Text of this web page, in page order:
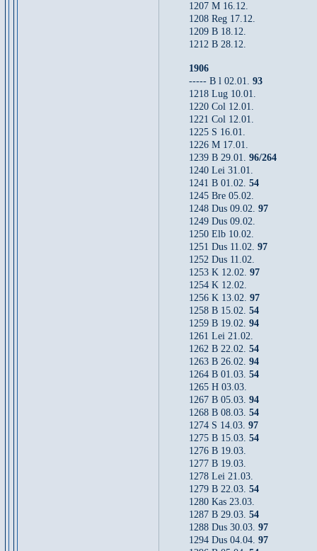
1207 M 16.12.
1208 Reg 17.12.
1209 B 18.12.
1212 B 28.12.
1906
----- B l 02.01. 93
1218 Lug 10.01.
1220 Col 12.01.
1221 Col 12.01.
1225 S 16.01.
1226 M 17.01.
1239 B 29.01. 96/264
1240 Lei 31.01.
1241 B 01.02. 54
1245 Bre 05.02.
1248 Dus 09.02. 97
1249 Dus 09.02.
1250 Elb 10.02.
1251 Dus 11.02. 97
1252 Dus 11.02.
1253 K 12.02. 97
1254 K 12.02.
1256 K 13.02. 97
1258 B 15.02. 54
1259 B 19.02. 94
1261 Lei 21.02.
1262 B 22.02. 54
1263 B 26.02. 94
1264 B 01.03. 54
1265 H 03.03.
1267 B 05.03. 94
1268 B 08.03. 54
1274 S 14.03. 97
1275 B 15.03. 54
1276 B 19.03.
1277 B 19.03.
1278 Lei 21.03.
1279 B 22.03. 54
1280 Kas 23.03.
1287 B 29.03. 54
1288 Dus 30.03. 97
1294 Dus 04.04. 97